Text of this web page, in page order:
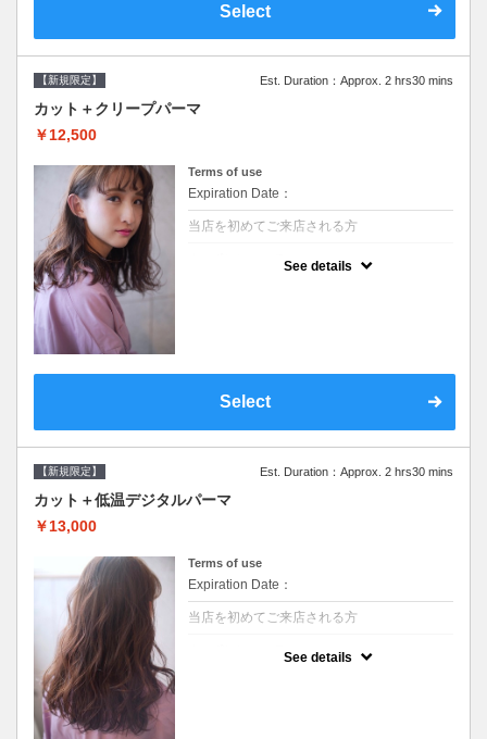
Select
【新規限定】 Est. Duration：Approx. 2 hrs30 mins
カット＋クリープパーマ
￥12,500
Terms of use
Expiration Date：
当店を初めてご来店される方
See details
Select
【新規限定】 Est. Duration：Approx. 2 hrs30 mins
カット＋低温デジタルパーマ
￥13,000
Terms of use
Expiration Date：
当店を初めてご来店される方
See details